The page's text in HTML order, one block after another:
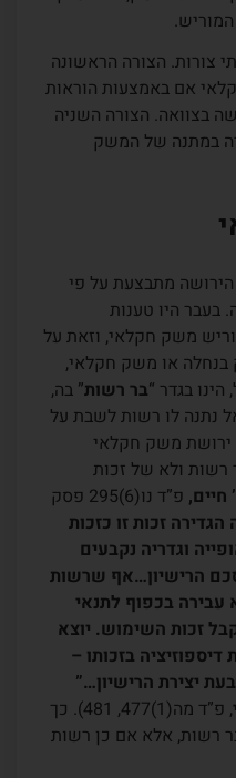
צורות. הצורה הראשונה
אם באמצעות הוראות
בצוואה. הצורה השניה
במתנה של המשק
מתבצעת על פי
הירושה. בעבר היו טענות
משק חקלאי, וזאת על
או משק חקלאי,
בגדר “בר רשות” בה,
נתנה לו רשות לשבת על
ירושת משק חקלאי
ולא של זכות
חיים,
פ”ד נו(6)295 פסק
זכות זו כזכות
וגדריה נקבעים
הרישיון…אף שרשות
בכפוף לתנאי
זכות השימוש. יוצא
בזכותו –
יצירת הרישיון…”
, פ”ד מה(1)477, 481). כך
רשות, אלא אם כן רשות